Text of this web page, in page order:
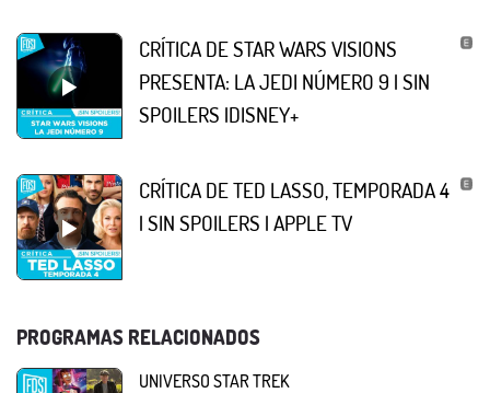
CRÍTICA DE STAR WARS VISIONS
PRESENTA: LA JEDI NÚMERO 9 | SIN
SPOILERS |DISNEY+
CRÍTICA DE TED LASSO, TEMPORADA 4
| SIN SPOILERS | APPLE TV
PROGRAMAS RELACIONADOS
UNIVERSO STAR TREK